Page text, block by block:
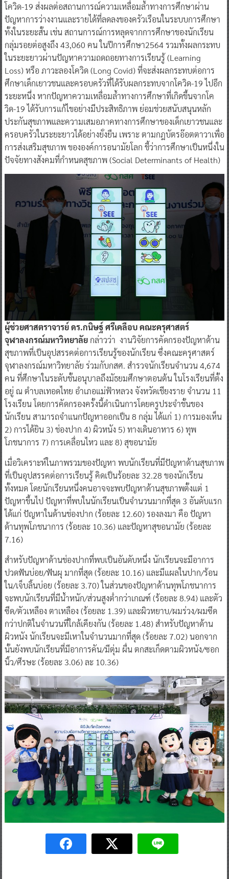
โควิด-19 ส่งผลต่อสถานการณ์ความเหลื่อมล้ำทางการศึกษาผ่าน
ปัญหาการว่างงานและรายได้ที่ลดลงของครัวเรือนในระบบการศึกษา
ทั้งในระยะสั้น เช่น สถานการณ์การหลุดจากการศึกษาของนักเรียน
กลุ่มรอยต่อสูงถึง 43,060 คน ในปีการศึกษา2564 รวมทั้งผลกระทบ
ในระยะยาวผ่านปัญหาความถดถอยทางการเรียนรู้ (Learning
Loss) หรือ ภาวะลองโควิด (Long Covid) ที่จะส่งผลกระทบต่อการ
ศึกษาเด็กเยาวชนและครอบครัวที่ได้รับผลกระทบจากโควิด-19 ไปอีก
ระยะหนึ่ง หากปัญหาความเหลื่อมล้ำทางการศึกษาที่เกิดขึ้นจากโค
วิด-19 ได้รับการแก้ไขอย่างมีประสิทธิภาพ ย่อมช่วยสนับสนุนหลัก
ประกันสุขภาพและความเสมอภาคทางการศึกษาของเด็กเยาวชนและ
ครอบครัวในระยะยาวได้อย่างยั่งยืน เพราะ ตามกฎบัตรอ๊อตตาวาเพื่อ
การส่งเสริมสุขภาพ ขององค์การอนามัยโลก ชี้ว่าการศึกษาเป็นหนึ่งใน
ปัจจัยทางสังคมที่กำหนดสุขภาพ (Social Determinants of Health)
ผู้ช่วยศาสตราจารย์ ดร.กนิษฐ์ ศรีเคลือบคณะครุศาสตร์
จุฬาลงกรณ์มหาวิทยาลัยกล่าวว่า งานวิจัยการคัดกรองปัญหาด้าน
สุขภาพที่เป็นอุปสรรคต่อการเรียนรู้ของนักเรียน ซึ่งคณะครุศาสตร์
จุฬาลงกรณ์มหาวิทยาลัย ร่วมกับกสศ. สำรวจนักเรียนจำนวน 4,674
คน ที่ศึกษาในระดับชั้นอนุบาลถึงมัธยมศึกษาตอนต้น ในโรงเรียนที่ตั้ง
อยู่ ณ ตำบลเทอดไทย อำเภอแม่ฟ้าหลวง จังหวัดเชียงราย จำนวน 11
โรงเรียน โดยการคัดกรองครั้งนี้ดำเนินการโดยครูประจำชั้นของ
นักเรียน สามารถจำแนกปัญหาออกเป็น 8 กลุ่ม ได้แก่ 1) การมองเห็น
2) การได้ยิน 3) ช่องปาก 4) ผิวหนัง 5) ทางเดินอาหาร 6) ทุพ
โภชนาการ 7) การเคลื่อนไหว และ 8) สุขอนามัย
เมื่อวิเคราะห์ในภาพรวมของปัญหา พบนักเรียนที่มีปัญหาด้านสุขภาพ
ที่เป็นอุปสรรคต่อการเรียนรู้ คิดเป็นร้อยละ 32.28 ของนักเรียน
ทั้งหมด โดยนักเรียนหนึ่งคนอาจจะพบปัญหาด้านสุขภาพตั้งแต่ 1
ปัญหาขึ้นไป ปัญหาที่พบในนักเรียนเป็นจำนวนมากที่สุด 3 อันดับแรก
ได้แก่ ปัญหาในด้านช่องปาก (ร้อยละ 12.60) รองลงมา คือ ปัญหา
ด้านทุพโภชนาการ (ร้อยละ 10.36) และปัญหาสุขอนามัย (ร้อยละ
7.16)
​สำหรับปัญหาด้านช่องปากที่พบเป็นอันดับหนึ่ง นักเรียนจะมีอาการ
ปวดฟันบ่อย/ฟันผุ มากที่สุด (ร้อยละ 10.16) และมีแผลในปาก/ร้อน
ใน/เจ็บลิ้นบ่อย (ร้อยละ 3.70) ในส่วนของปัญหาด้านทุพโภชนาการ
จะพบนักเรียนที่มีน้ำหนัก/ส่วนสูงต่ำกว่าเกณฑ์ (ร้อยละ 8.94) และตัว
ซีด/ตัวเหลือง ตาเหลือง (ร้อยละ 1.39) และผิวหยาบ/ผมร่วง/ผมซีด
กว่าปกติในจำนวนที่ใกล้เคียงกัน (ร้อยละ 1.48) สำหรับปัญหาด้าน
ผิวหนัง นักเรียนจะมีเหาในจำนวนมากที่สุด (ร้อยละ 7.02) นอกจาก
นั้นยังพบนักเรียนที่มีอาการคัน/มีตุ่ม ผื่น ตกสะเก็ดตามผิวหนัง/ซอก
นิ้ว/ศีรษะ (ร้อยละ 3.06) ละ 10.36)